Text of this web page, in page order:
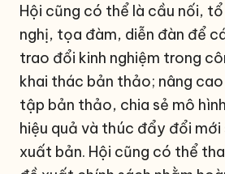
Hội cũng có thể là cầu nối,
nghị, tọa đàm, diễn đàn để
trao đổi kinh nghiệm trong
khai thác bản thảo; nâng
tập bản thảo, chia sẻ mô
hiệu quả và thúc đẩy đổi
xuất bản. Hội cũng có thể